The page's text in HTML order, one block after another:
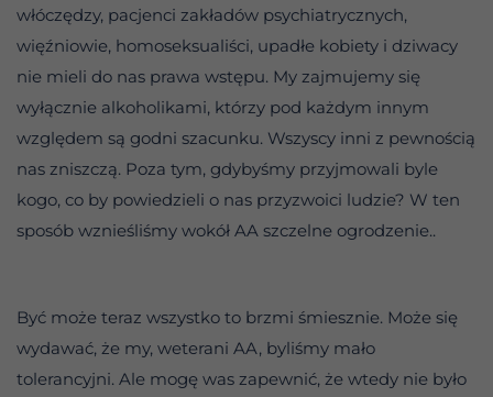
włóczędzy, pacjenci zakładów psychiatrycznych,
więźniowie, homoseksualiści, upadłe kobiety i dziwacy
nie mieli do nas prawa wstępu. My zajmujemy się
wyłącznie alkoholikami, którzy pod każdym innym
względem są godni szacunku. Wszyscy inni z pewnością
nas zniszczą. Poza tym, gdybyśmy przyjmowali byle
kogo, co by powiedzieli o nas przyzwoici ludzie? W ten
sposób wznieśliśmy wokół AA szczelne ogrodzenie..
Być może teraz wszystko to brzmi śmiesznie. Może się
wydawać, że my, weterani AA, byliśmy mało
tolerancyjni. Ale mogę was zapewnić, że wtedy nie było